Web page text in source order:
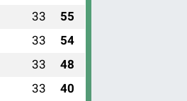
33 55
33 54
33 48
33 40